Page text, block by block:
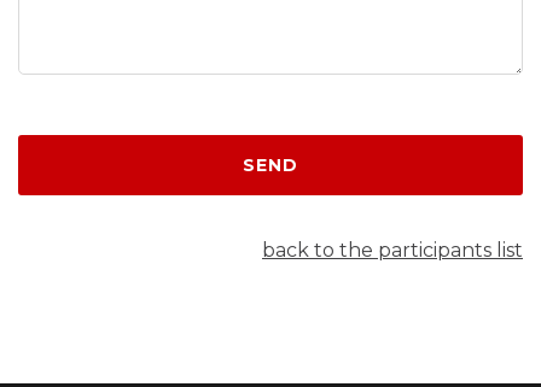
SEND
back to the participants list